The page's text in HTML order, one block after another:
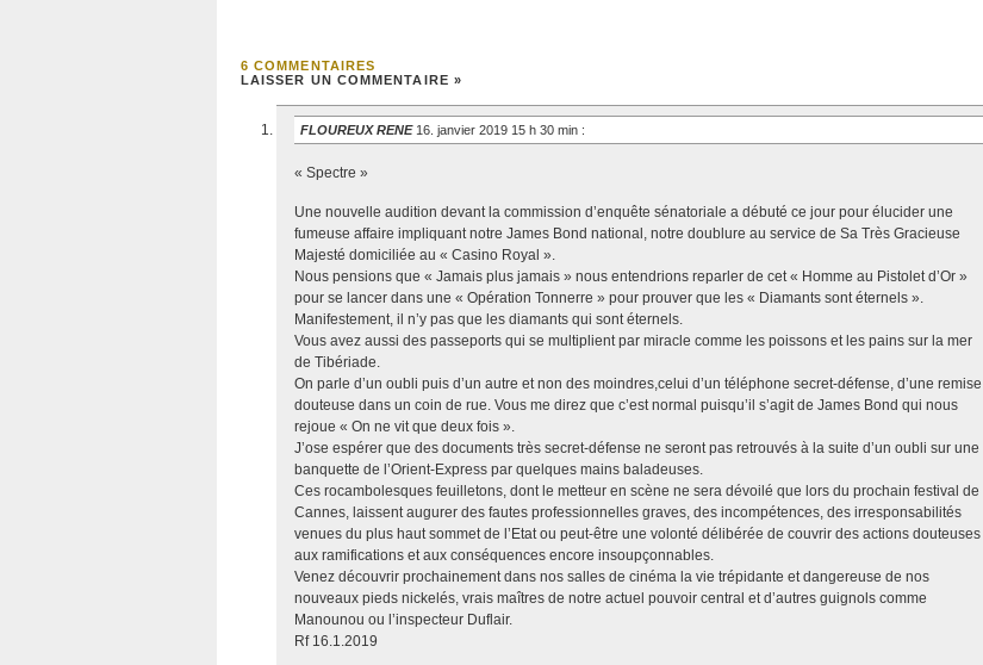
6 COMMENTAIRES
LAISSER UN COMMENTAIRE »
FLOUREUX RENE 16. janvier 2019 15 h 30 min :
« Spectre »
Une nouvelle audition devant la commission d’enquête sénatoriale a débuté ce jour pour élucider une
fumeuse affaire impliquant notre James Bond national, notre doublure au service de Sa Très Gracieuse
Majesté domiciliée au « Casino Royal ».
Nous pensions que « Jamais plus jamais » nous entendrions reparler de cet « Homme au Pistolet d’Or »
pour se lancer dans une « Opération Tonnerre » pour prouver que les « Diamants sont éternels ».
Manifestement, il n’y pas que les diamants qui sont éternels.
Vous avez aussi des passeports qui se multiplient par miracle comme les poissons et les pains sur la mer
de Tibériade.
On parle d’un oubli puis d’un autre et non des moindres,celui d’un téléphone secret-défense, d’une remise
douteuse dans un coin de rue. Vous me direz que c’est normal puisqu’il s’agit de James Bond qui nous
rejoue « On ne vit que deux fois ».
J’ose espérer que des documents très secret-défense ne seront pas retrouvés à la suite d’un oubli sur une
banquette de l’Orient-Express par quelques mains baladeuses.
Ces rocambolesques feuilletons, dont le metteur en scène ne sera dévoilé que lors du prochain festival de
Cannes, laissent augurer des fautes professionnelles graves, des incompétences, des irresponsabilités
venues du plus haut sommet de l’Etat ou peut-être une volonté délibérée de couvrir des actions douteuses
aux ramifications et aux conséquences encore insoupçonnables.
Venez découvrir prochainement dans nos salles de cinéma la vie trépidante et dangereuse de nos
nouveaux pieds nickelés, vrais maîtres de notre actuel pouvoir central et d’autres guignols comme
Manounou ou l’inspecteur Duflair.
Rf 16.1.2019